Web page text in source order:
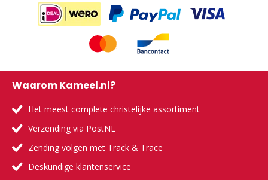
Waarom Kameel.nl?
Het meest complete christelijke assortiment
Verzending via PostNL
Zending volgen met Track & Trace
Deskundige klantenservice